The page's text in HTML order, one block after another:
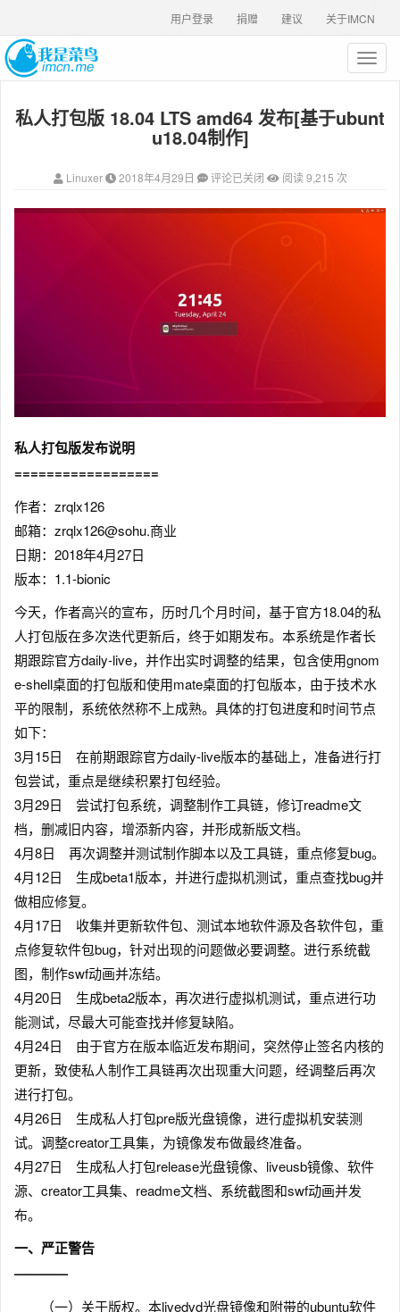
关于IMCN
建议
捐赠
用户登录
T
o
g
私人打包版 18.04 LTS amd64 发布[基于ubunt
u18.04制作]
Linuxer 2018年4月29日 评论已关闭 阅读 9,215 次
私人打包版发布说明
==================
作者：zrqlx126
邮箱：zrqlx126@sohu.商业
日期：2018年4月27日
版本：1.1-bionic
今天，作者高兴的宣布，历时几个月时间，基于官方18.04的私
人打包版在多次迭代更新后，终于如期发布。本系统是作者长
期跟踪官方daily-live，并作出实时调整的结果，包含使用gnom
e-shell桌面的打包版和使用mate桌面的打包版本，由于技术水
平的限制，系统依然称不上成熟。具体的打包进度和时间节点
如下：
3月15日 在前期跟踪官方daily-live版本的基础上，准备进行打
包尝试，重点是继续积累打包经验。
3月29日 尝试打包系统，调整制作工具链，修订readme文
档，删减旧内容，增添新内容，并形成新版文档。
4月8日 再次调整并测试制作脚本以及工具链，重点修复bug。
4月12日 生成beta1版本，并进行虚拟机测试，重点查找bug并
做相应修复。
4月17日 收集并更新软件包、测试本地软件源及各软件包，重
点修复软件包bug，针对出现的问题做必要调整。进行系统截
图，制作swf动画并冻结。
4月20日 生成beta2版本，再次进行虚拟机测试，重点进行功
能测试，尽最大可能查找并修复缺陷。
4月24日 由于官方在版本临近发布期间，突然停止签名内核的
更新，致使私人制作工具链再次出现重大问题，经调整后再次
进行打包。
4月26日 生成私人打包pre版光盘镜像，进行虚拟机安装测
试。调整creator工具集，为镜像发布做最终准备。
4月27日 生成私人打包release光盘镜像、liveusb镜像、软件
源、creator工具集、readme文档、系统截图和swf动画并发
布。
一、严正警告
————
（一）关于版权。本livedvd光盘镜像和附带的ubuntu软件